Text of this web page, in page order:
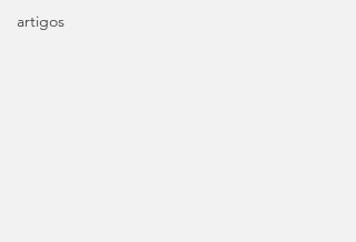
artigos